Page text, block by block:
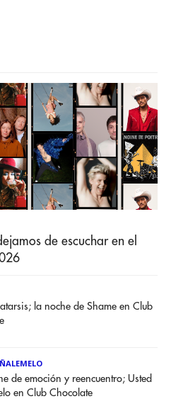
de escuchar en el
la noche de Shame en Club
de emoción y reencuentro; Usted
en Club Chocolate